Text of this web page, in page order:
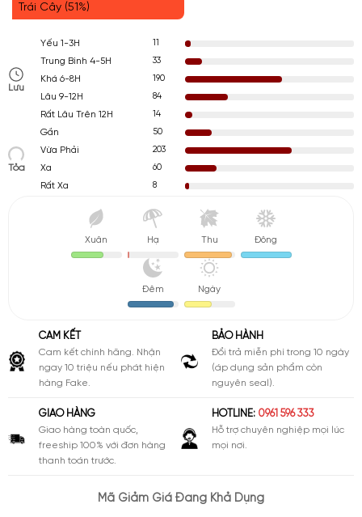
Trái Cây (51%)
Lưu
Yếu 1-3H
11
Trung Bình 4-5H
33
Khá 6-8H
190
Lâu 9-12H
84
Rất Lâu Trên 12H
14
Tỏa
Gần
50
Vừa Phải
203
Xa
60
Rất Xa
8
Xuân Hạ Thu Đông
Đêm Ngày
CAM KẾT
Cam kết chính hãng. Nhận
ngay 10 triệu nếu phát hiện
hàng Fake.
BẢO HÀNH
Đổi trả miễn phí trong 10 ngày
(áp dụng sản phẩm còn
nguyên seal).
GIAO HÀNG
Giao hàng toàn quốc,
freeship 100% với đơn hàng
thanh toán trước.
HOTLINE: 0961 596 333
Hỗ trợ chuyên nghiệp mọi lúc
mọi nơi.
Mã Giảm Giá Đang Khả Dụng